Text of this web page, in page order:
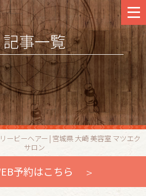
記事一覧
ービーヘアー | 宮城県 大崎 美容室 マツエク
サロン
予約はこちら